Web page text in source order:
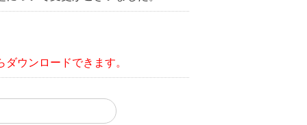
ウンロードできます。